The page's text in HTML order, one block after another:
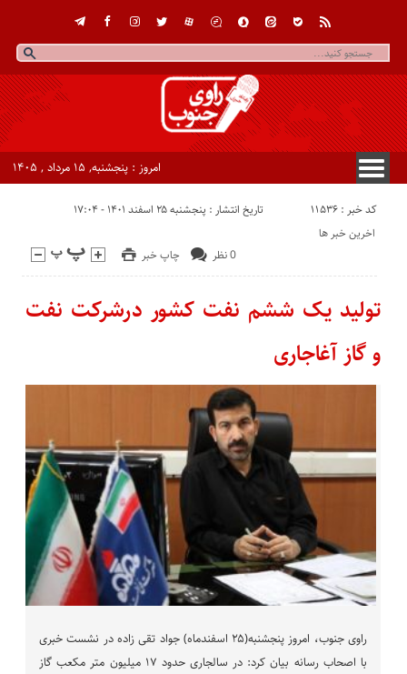
امروز : پنجشنبه, ۱۵ مرداد , ۱۴۰۵
کد خبر : 11536 تاریخ انتشار : پنجشنبه ۲۵ اسفند ۱۴۰۱ - ۱۷:۰۴
چاپ خبر 0 نظر
اخرین خبر ها
تولید یک ششم نفت کشور درشرکت نفت
و گاز آغاجاری
راوی جنوب، امروز پنجشنبه(۲۵ اسفندماه) جواد تقی زاده در نشست خبری
با اصحاب رسانه بیان کرد: در سالجاری حدود ۱۷ میلیون متر مکعب گاز